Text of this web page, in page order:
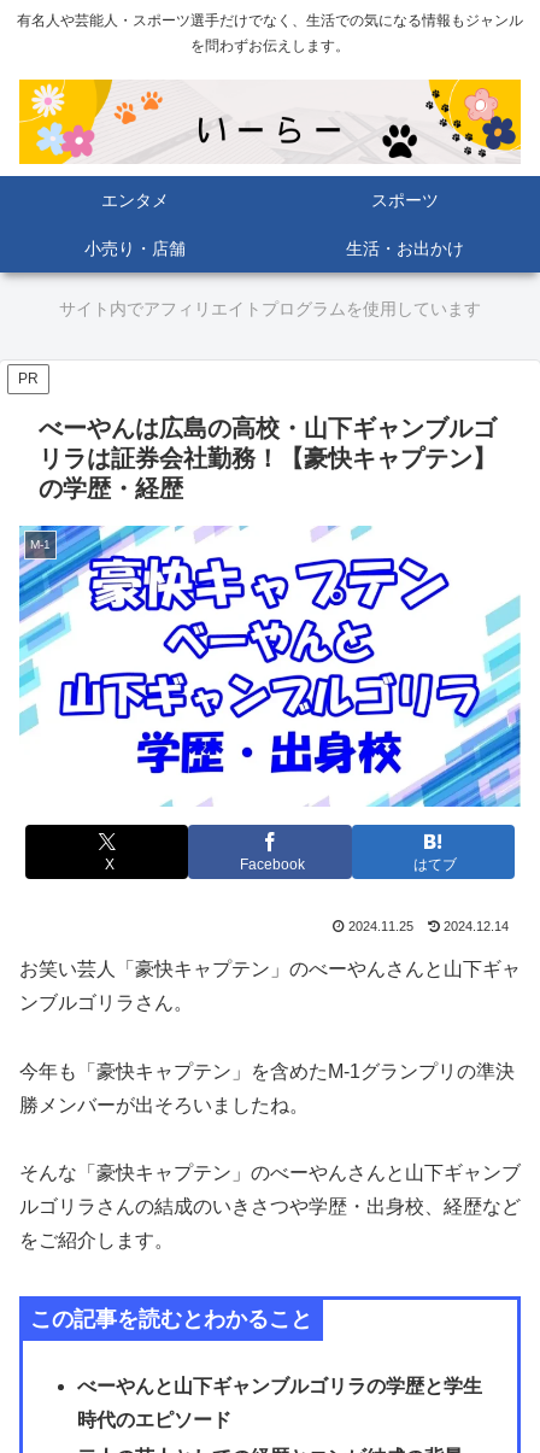
有名人や芸能人・スポーツ選手だけでなく、生活での気になる情報もジャンル
を問わずお伝えします。
エンタメ スポーツ
小売り・店舗 生活・お出かけ
サイト内でアフィリエイトプログラムを使用しています
PR
べーやんは広島の高校・山下ギャンブルゴ
リラは証券会社勤務！【豪快キャプテン】
の学歴・経歴
M-1
X Facebook はてブ
2024.11.25 2024.12.14
お笑い芸人「豪快キャプテン」のべーやんさんと山下ギャ
ンブルゴリラさん。
今年も「豪快キャプテン」を含めたM-1グランプリの準決
勝メンバーが出そろいましたね。
そんな「豪快キャプテン」のべーやんさんと山下ギャンブ
ルゴリラさんの結成のいきさつや学歴・出身校、経歴など
をご紹介します。
この記事を読むとわかること
べーやんと山下ギャンブルゴリラの学歴と学生
時代のエピソード